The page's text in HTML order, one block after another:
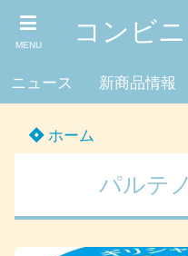
MENU コンビ
ニュース 新商品情報
ホーム
パルテ